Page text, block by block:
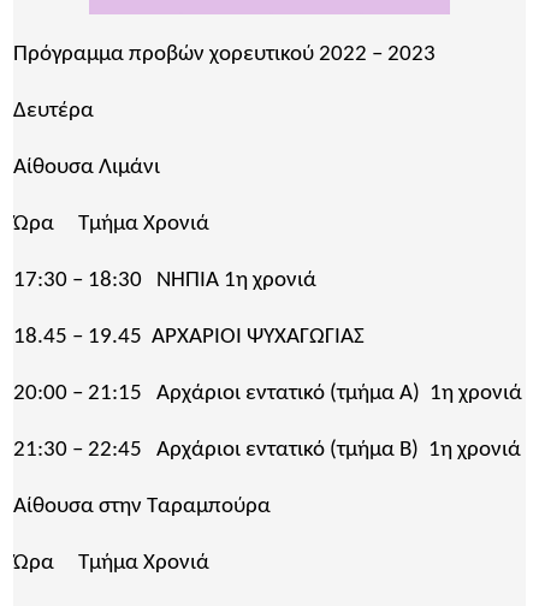
Πρόγραμμα προβών χορευτικού 2022 – 2023
Δευτέρα
Αίθουσα Λιμάνι
Ώρα Τμήμα Χρονιά
17:30 – 18:30 ΝΗΠΙΑ 1η χρονιά
18.45 – 19.45 ΑΡΧΑΡΙΟΙ ΨΥΧΑΓΩΓΙΑΣ
20:00 – 21:15 Αρχάριοι εντατικό (τμήμα Α) 1η χρονιά
21:30 – 22:45 Αρχάριοι εντατικό (τμήμα Β) 1η χρονιά
Αίθουσα στην Ταραμπούρα
Ώρα Τμήμα Χρονιά